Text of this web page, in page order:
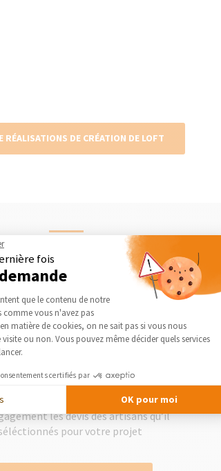
RÉALISATIONS DE CRÉATION DE LOFT
comment ça
2
des devis gratuits
vous présente gratuitement et
les devis des artisans qu’il
pour votre projet
fois
Gestion du Consentement
que le contenu de notre
comme vous n'avez pas
matière de cookies, on ne sait pas si vous nous
ou non. Vous pouvez même décider quels services
certifiés par
OK pour moi
Axeptio consent